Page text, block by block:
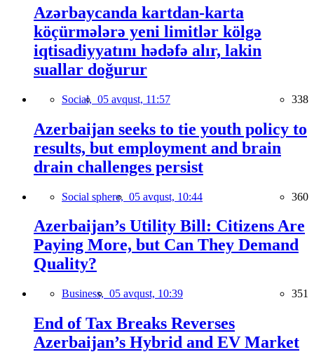
Azərbaycanda kartdan-karta
köçürmələrə yeni limitlər kölgə
iqtisadiyyatını hədəfə alır, lakin
suallar doğurur
Social, 05 avqust, 11:57 338
Azerbaijan seeks to tie youth policy to
results, but employment and brain
drain challenges persist
Social sphere, 05 avqust, 10:44 360
Azerbaijan’s Utility Bill: Citizens Are
Paying More, but Can They Demand
Quality?
Business, 05 avqust, 10:39 351
End of Tax Breaks Reverses
Azerbaijan’s Hybrid and EV Market